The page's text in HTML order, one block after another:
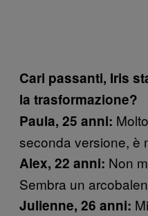
Cari passanti, Iris
la trasformazione?
Paula, 25 anni:
seconda versione, è
Alex, 22 anni: Non
Sembra un
Julienne, 26 anni: